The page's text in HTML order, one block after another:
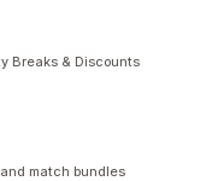
Breaks & Discounts
match bundles